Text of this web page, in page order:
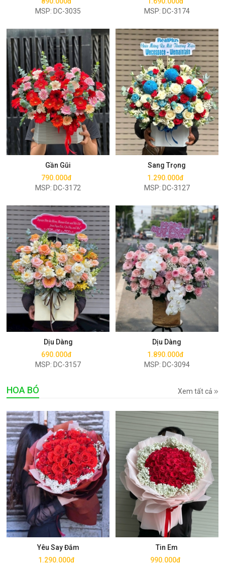
MSP: DC-3035
MSP: DC-3174
Gần Gũi
790.000đ
MSP: DC-3172
Mua ngay
Sang Trọng
1.290.000đ
MSP: DC-3127
Mua ngay
Dịu Dàng
690.000đ
MSP: DC-3157
Mua ngay
Dịu Dàng
1.890.000đ
MSP: DC-3094
Mua ngay
HOA BÓ Xem tất cả
Yêu Say Đắm
1.290.000đ
Mua ngay
Tin Em
990.000đ
Mua ngay